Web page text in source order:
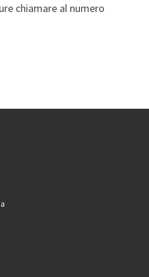
chiamare al numero